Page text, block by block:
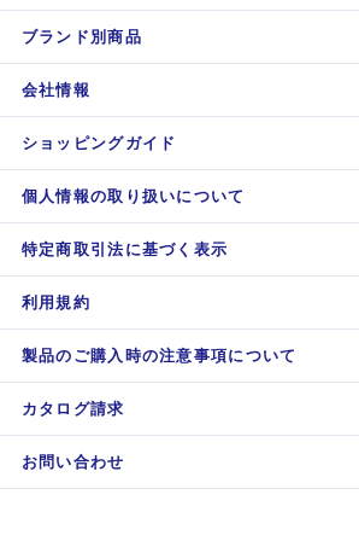
ブランド別商品
会社情報
ショッピングガイド
個人情報の取り扱いについて
特定商取引法に基づく表示
利用規約
製品のご購入時の注意事項について
カタログ請求
お問い合わせ